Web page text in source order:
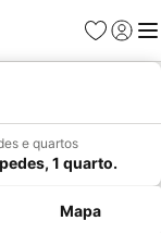
Favoritos
Iniciar
e quartos
1 quarto.
Mapa